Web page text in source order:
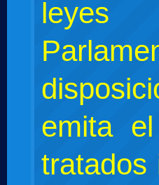
leyes
emita
tratados